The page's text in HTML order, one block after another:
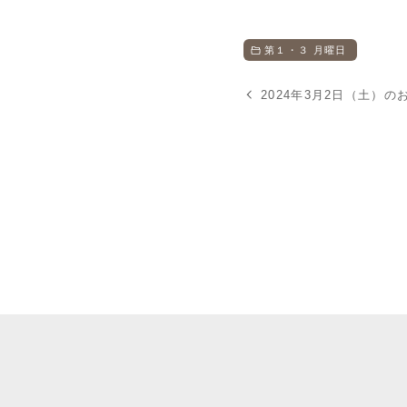
第１・３ 月曜日
2024年3月2日（土）の